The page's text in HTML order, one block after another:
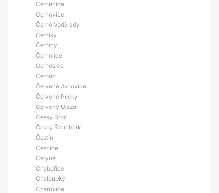
Cerhenice
Cerhovice
Černé Voděrady
Černíky
Černíny
Černolice
Černošice
Černuc
Červené Janovice
Červené Pečky
Červený Újezd
Český Brod
Český Šternberk
Čestín
Čestlice
Cetyně
Chabeřice
Chaloupky
Chářovice